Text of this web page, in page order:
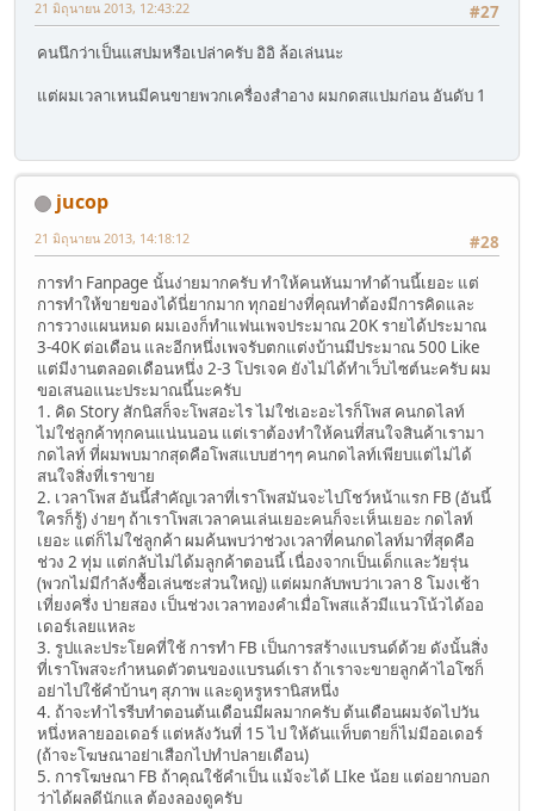
#27
21 มิถุนายน 2013, 12:43:22
คนนึกว่าเป็นแสปมหรือเปล่าครับ อิอิ ล้อเล่นนะ
แต่ผมเวลาเหนมีคนขายพวกเครื่องสำอาง ผมกดสแปมก่อน อันดับ 1
jucop
#28
21 มิถุนายน 2013, 14:18:12
การทำ Fanpage นั้นง่ายมากครับ ทำให้คนหันมาทำด้านนี้เยอะ แต่
การทำให้ขายของได้นี่ยากมาก ทุกอย่างที่คุณทำต้องมีการคิดและ
การวางแผนหมด ผมเองก็ทำแฟนเพจประมาณ 20K รายได้ประมาณ
3-40K ต่อเดือน และอีกหนึ่งเพจรับตกแต่งบ้านมีประมาณ 500 Like
แต่มีงานตลอดเดือนหนึ่ง 2-3 โปรเจค ยังไม่ได้ทำเว็บไซต์นะครับ ผม
ขอเสนอแนะประมาณนี้นะครับ
1. คิด Story สักนิสก็จะโพสอะไร ไม่ใช่เอะอะไรก็โพส คนกดไลท์
ไม่ใช่ลูกค้าทุกคนแน่นนอน แต่เราต้องทำให้คนที่สนใจสินค้าเรามา
กดไลท์ ที่ผมพบมากสุดคือโพสแบบฮ่าๆๆ คนกดไลท์เพียบแต่ไม่ได้
สนใจสิ่งที่เราขาย
2. เวลาโพส อันนี้สำคัญเวลาที่เราโพสมันจะไปโชว์หน้าแรก FB (อันนี้
ใครก็รู้) ง่ายๆ ถ้าเราโพสเวลาคนเล่นเยอะคนก็จะเห็นเยอะ กดไลท์
เยอะ แต่ก็ไม่ใช่ลูกค้า ผมค้นพบว่าช่วงเวลาที่คนกดไลท์มาที่สุดคือ
ช่วง 2 ทุ่ม แต่กลับไม่ได้มลูกค้าตอนนี้ เนื่องจากเป็นเด็กและวัยรุ่น
(พวกไม่มีกำลังซื้อเล่นซะส่วนใหญ่) แต่ผมกลับพบว่าเวลา 8 โมงเช้า
เที่ยงครึ่ง บ่ายสอง เป็นช่วงเวลาทองคำเมื่อโพสแล้วมีแนวโน้วได้ออ
เดอร์เลยแหละ
3. รูปและประโยคที่ใช้ การทำ FB เป็นการสร้างแบรนด์ด้วย ดังนั้นสิ่ง
ที่เราโพสจะกำหนดตัวตนของแบรนด์เรา ถ้าเราจะขายลูกค้าไอโซก็
อย่าไปใช้คำบ้านๆ สุภาพ และดูหรูหรานิสหนึ่ง
4. ถ้าจะทำไรรีบทำตอนต้นเดือนมีผลมากครับ ต้นเดือนผมจัดไปวัน
หนึ่งหลายออเดอร์ แต่หลังวันที่ 15 ไป ให้ดันแท็บตายก็ไม่มีออเดอร์
(ถ้าจะโฆษณาอย่าเสือกไปทำปลายเดือน)
5. การโฆษณา FB ถ้าคุณใช้คำเป็น แม้จะได้ LIke น้อย แต่อยากบอก
ว่าได้ผลดีนักแล ต้องลองดูครับ